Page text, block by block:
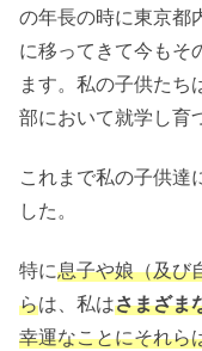
の年長の時に東京都
に移ってきて今もそ
ます。私の子供たち
部において就学し育
これまで私の子供達
した。
特に息子や娘（及び
らは、私はさまざま
幸運なことにそれら